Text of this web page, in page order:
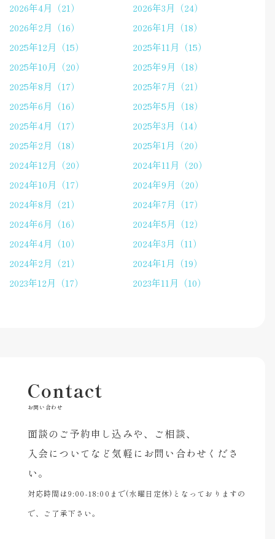
2026年4月（21）
2026年3月（24）
2026年2月（16）
2026年1月（18）
2025年12月（15）
2025年11月（15）
2025年10月（20）
2025年9月（18）
2025年8月（17）
2025年7月（21）
2025年6月（16）
2025年5月（18）
2025年4月（17）
2025年3月（14）
2025年2月（18）
2025年1月（20）
2024年12月（20）
2024年11月（20）
2024年10月（17）
2024年9月（20）
2024年8月（21）
2024年7月（17）
2024年6月（16）
2024年5月（12）
2024年4月（10）
2024年3月（11）
2024年2月（21）
2024年1月（19）
2023年12月（17）
2023年11月（10）
Contact
お問い合わせ
面談のご予約申し込みや、ご相談、
入会についてなど気軽にお問い合わせくださ
い。
対応時間は9:00-18:00まで(水曜日定休)となっておりますの
で、ご了承下さい。